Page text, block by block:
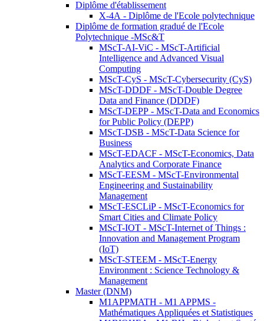
Diplôme d'établissement
X-4A - Diplôme de l'Ecole polytechnique
Diplôme de formation gradué de l'Ecole
Polytechnique -MSc&T
MScT-AI-ViC - MScT-Artificial
Intelligence and Advanced Visual
Computing
MScT-CyS - MScT-Cybersecurity (CyS)
MScT-DDDF - MScT-Double Degree
Data and Finance (DDDF)
MScT-DEPP - MScT-Data and Economics
for Public Policy (DEPP)
MScT-DSB - MScT-Data Science for
Business
MScT-EDACF - MScT-Economics, Data
Analytics and Corporate Finance
MScT-EESM - MScT-Environmental
Engineering and Sustainability
Management
MScT-ESCLiP - MScT-Economics for
Smart Cities and Climate Policy
MScT-IOT - MScT-Internet of Things :
Innovation and Management Program
(IoT)
MScT-STEEM - MScT-Energy
Environment : Science Technology &
Management
Master (DNM)
M1APPMATH - M1 APPMS -
Mathématiques Appliquées et Statistiques